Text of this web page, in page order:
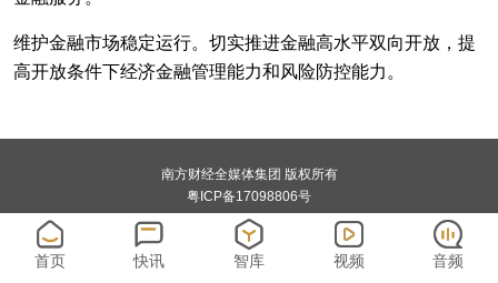
维护金融市场稳定运行。切实推进金融高水平双向开放，提
高开放条件下经济金融管理能力和风险防控能力。
南方财经全媒体集团 版权所有
粤ICP备17098806号
首页 快讯 智库 视频 音频